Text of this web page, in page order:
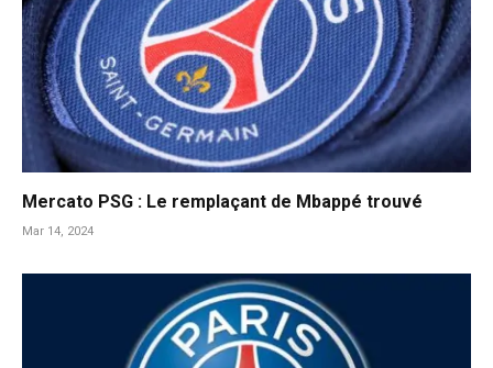
Mercato PSG : Le remplaçant de Mbappé trouvé
Mar 14, 2024